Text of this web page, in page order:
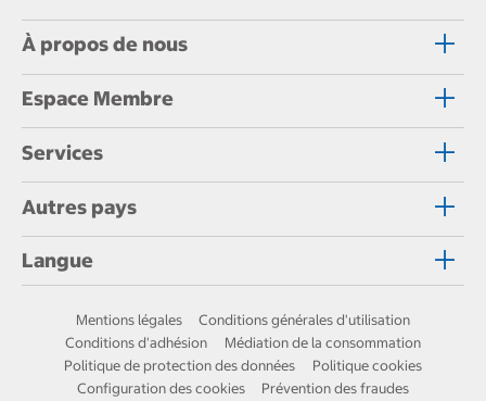
À propos de nous
Espace Membre
Services
Autres pays
Langue
Mentions légales
Conditions générales d'utilisation
Conditions d'adhésion
Médiation de la consommation
Politique de protection des données
Politique cookies
Configuration des cookies
Prévention des fraudes